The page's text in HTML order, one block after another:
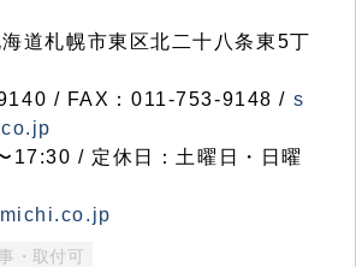
道札幌市東区北二十八条東5丁
/ FAX：011-753-9148 / s
17:30 / 定休日：土曜日・日曜
・取付可